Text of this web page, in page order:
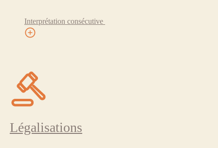
Interprétation consécutive
Légalisations